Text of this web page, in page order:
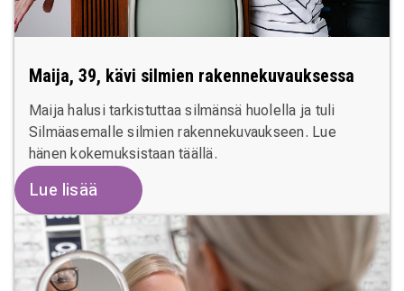
Maija, 39, kävi silmien rakennekuvauksessa
Maija halusi tarkistuttaa silmänsä huolella ja tuli
Silmäasemalle silmien rakennekuvaukseen. Lue
hänen kokemuksistaan täällä.
Lue lisää